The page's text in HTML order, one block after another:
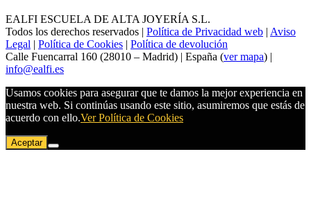
EALFI ESCUELA DE ALTA JOYERÍA S.L.
Todos los derechos reservados | Política de Privacidad web | Aviso
Legal | Política de Cookies | Política de devolución
Calle Fuencarral 160 (28010 – Madrid) | España (ver mapa) |
info@ealfi.es
Usamos cookies para asegurar que te damos la mejor experiencia en
nuestra web. Si continúas usando este sitio, asumiremos que estás de
acuerdo con ello.Ver Política de Cookies
Aceptar